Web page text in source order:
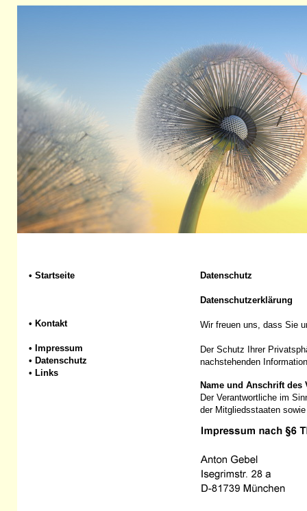
• Startseite
• Kontakt
• Impressum
• Datenschutz
• Links
Datenschutz
Datenschutzerklärung
Wir freuen uns, dass Sie
Der Schutz Ihrer
nachstehenden
Name und Anschrift des
Der Verantwortliche im
der Mitgliedsstaaten